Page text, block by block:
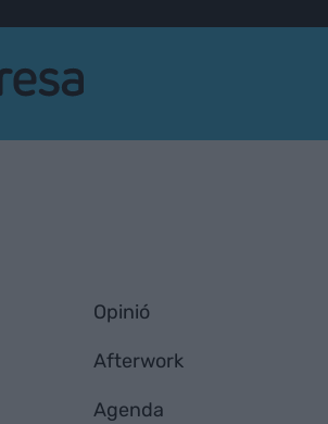
Opinió
Afterwork
Agenda